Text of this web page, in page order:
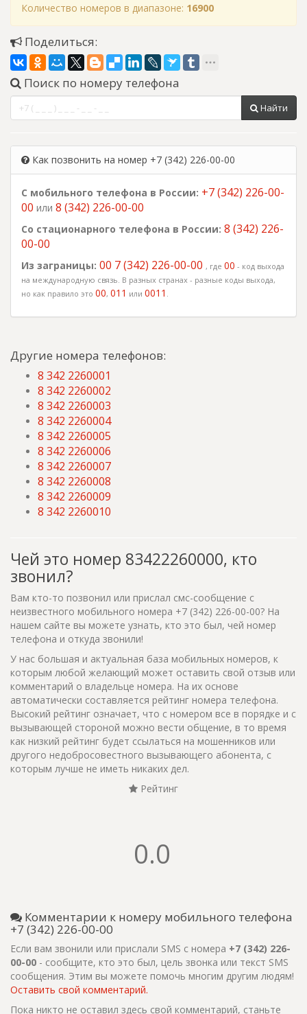
Количество номеров в диапазоне: 16900
Поделиться:
Поиск по номеру телефона
Найти
Как позвонить на номер +7 (342) 226-00-00
С мобильного телефона в России: +7 (342) 226-00-
00 или 8 (342) 226-00-00
Со стационарного телефона в России: 8 (342) 226-
00-00
Из заграницы: 00 7 (342) 226-00-00 , где 00 - код выхода
на международную связь. В разных странах - разные коды выхода,
но как правило это 00, 011 или 0011 .
Другие номера телефонов:
8 342 2260001
8 342 2260002
8 342 2260003
8 342 2260004
8 342 2260005
8 342 2260006
8 342 2260007
8 342 2260008
8 342 2260009
8 342 2260010
Чей это номер 83422260000, кто
звонил?
Вам кто-то позвонил или прислал смс-сообщение с
неизвестного мобильного номера +7 (342) 226-00-00? На
нашем сайте вы можете узнать, кто это был, чей номер
телефона и откуда звонили!
У нас большая и актуальная база мобильных номеров, к
которым любой желающий может оставить свой отзыв или
комментарий о владельце номера. На их основе
автоматически составляется рейтинг номера телефона.
Высокий рейтинг означает, что с номером все в порядке и с
вызывающей стороной можно вести общение, в то время
как низкий рейтинг будет ссылаться на мошенников или
другого недобросовестного вызывающего абонента, с
которым лучше не иметь никаких дел.
Рейтинг
0.0
Комментарии к номеру мобильного телефона
+7 (342) 226-00-00
Если вам звонили или прислали SMS с номера +7 (342) 226-
00-00 - сообщите, кто это был, цель звонка или текст SMS
сообщения. Этим вы можете помочь многим другим людям!
Оставить свой комментарий.
Пока никто не оставил здесь свой комментарий, станьте